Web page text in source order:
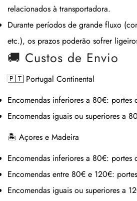
relacionados à transportadora.
Durante períodos de grande fluxo
etc.), os prazos poderão sofrer
🚚 Custos de Envio
🇵🇹 Portugal Continental
Encomendas inferiores a 80€: portes
Encomendas iguais ou superiores a
🏝 Açores e Madeira
Encomendas inferiores a 80€: portes
Encomendas entre 80€ e 120€:
Encomendas iguais ou superiores a